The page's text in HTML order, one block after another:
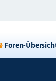
Foren-